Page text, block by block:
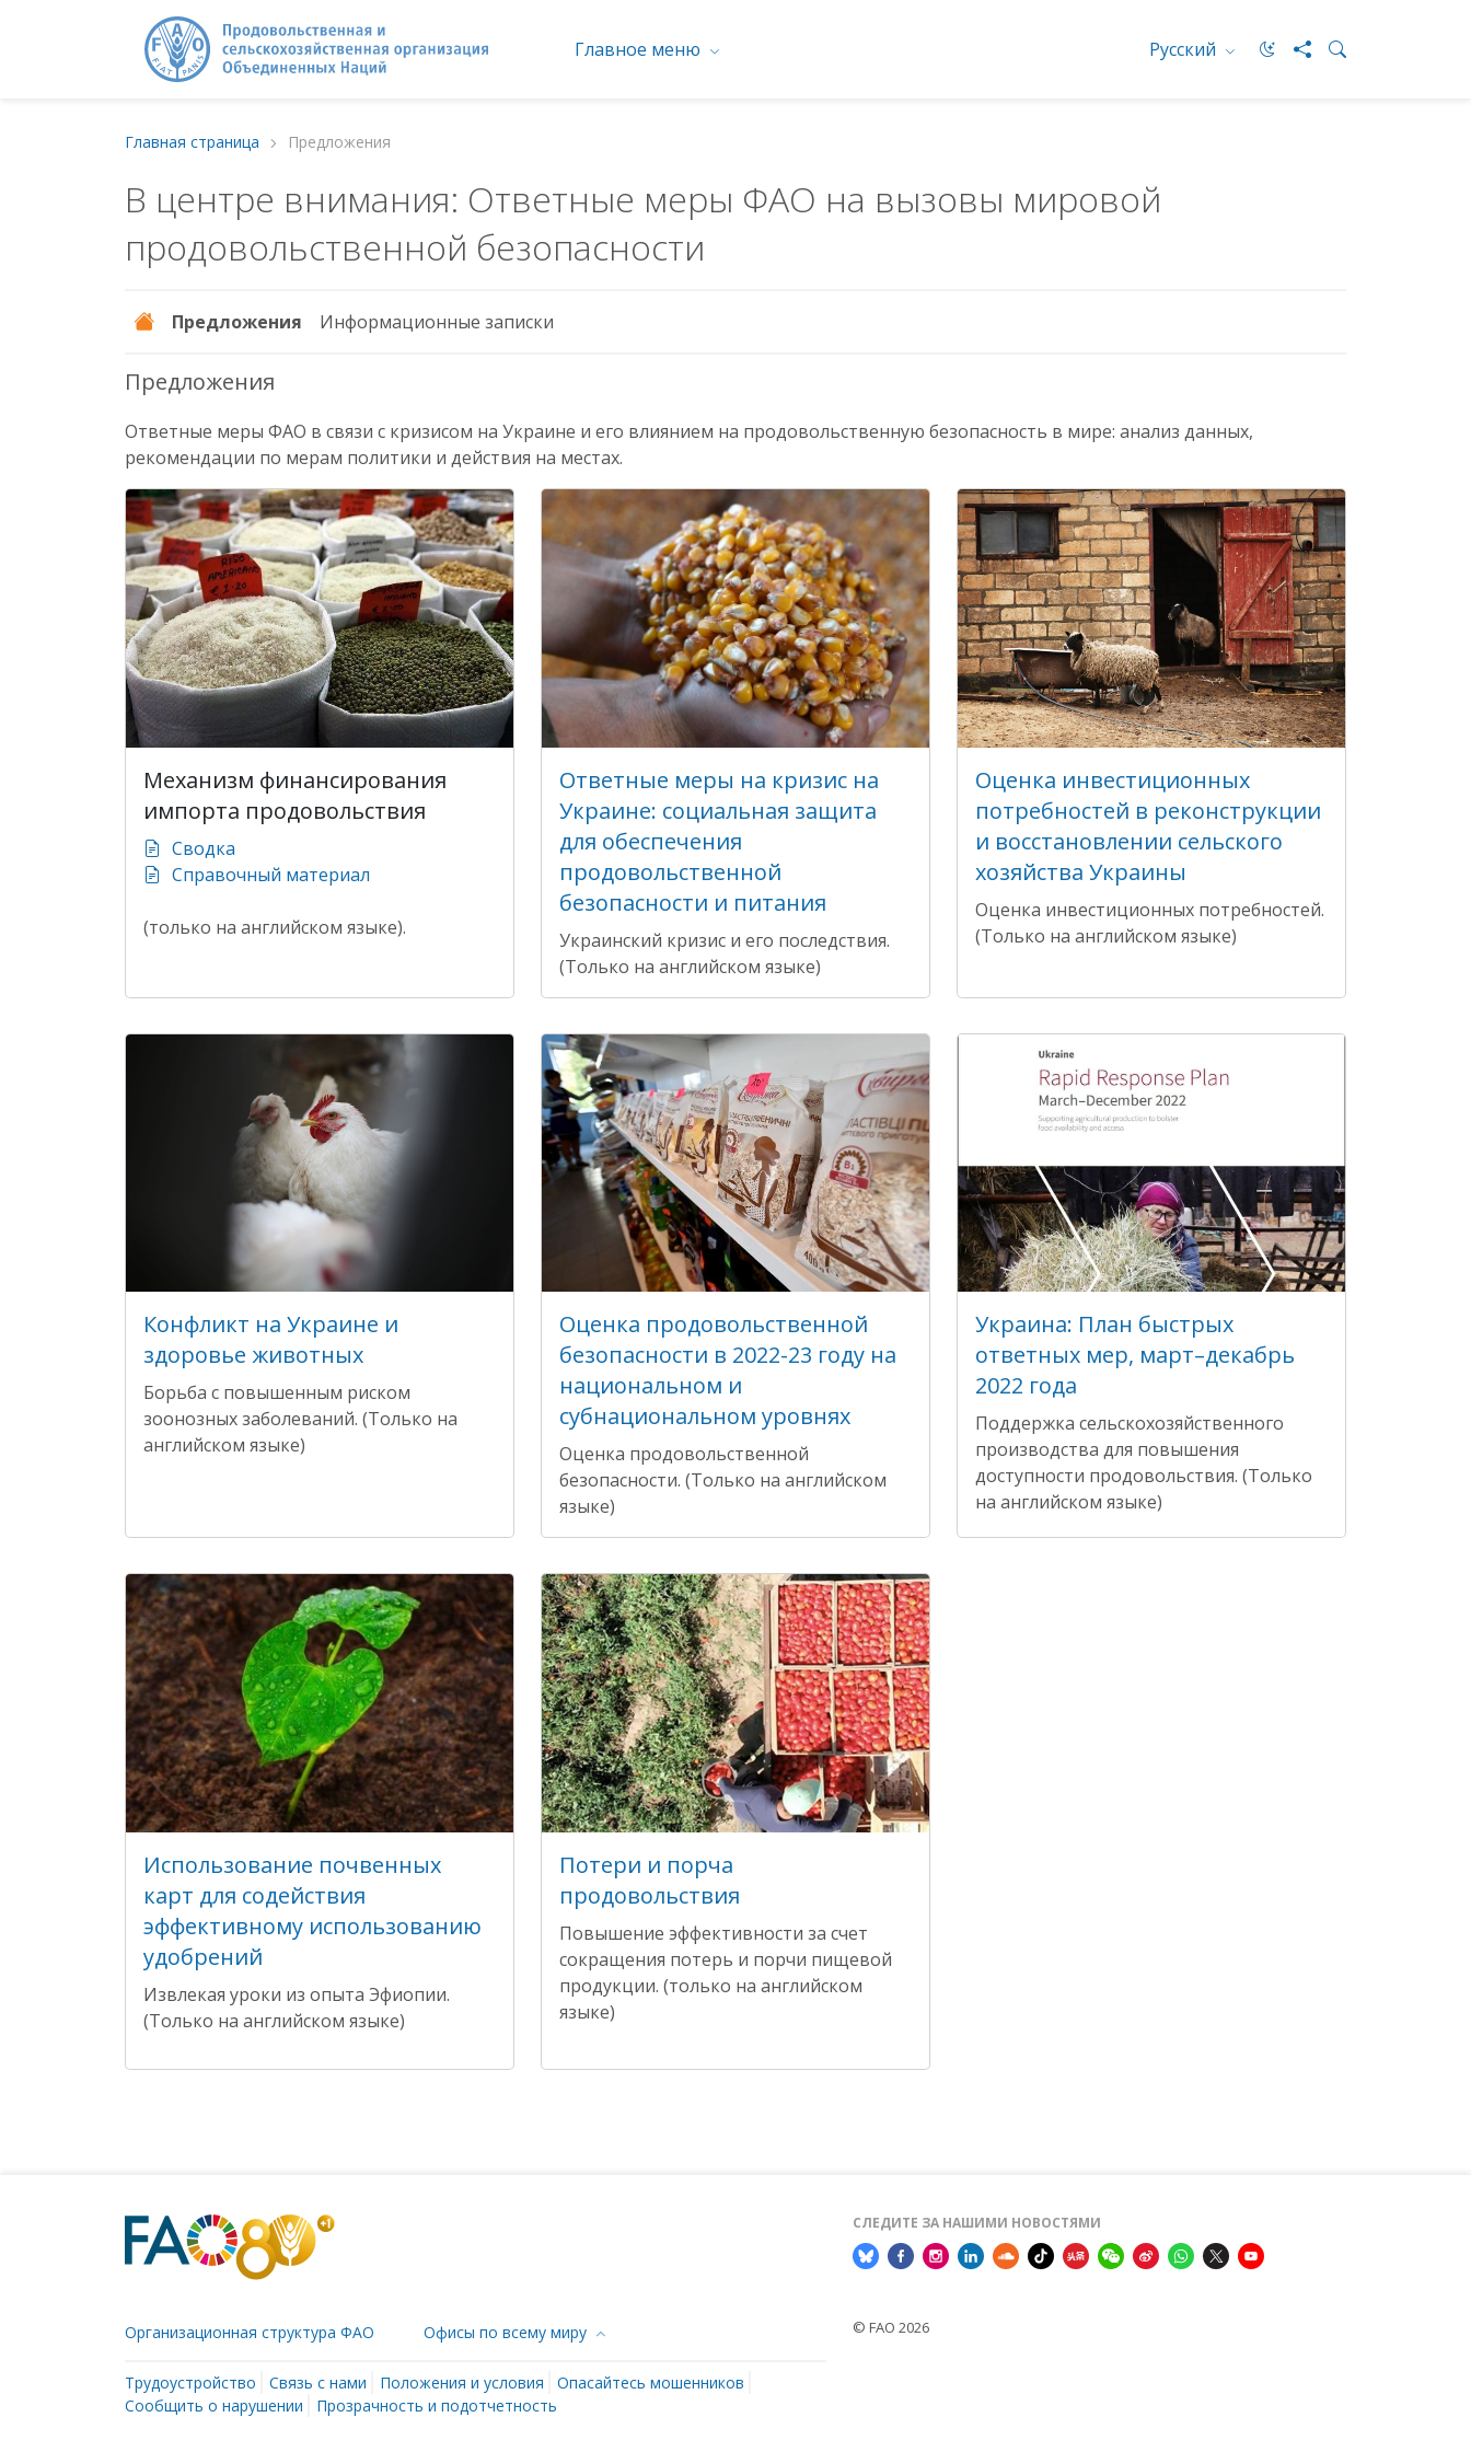
Главное меню Русский
Главная страница Предложения
В центре внимания: Ответные меры ФАО на вызовы мировой
продовольственной безопасности
Предложения Информационные записки
Предложения
Ответные меры ФАО в связи с кризисом на Украине и его влиянием на продовольственную безопасность в мире: анализ данных,
рекомендации по мерам политики и действия на местах.
Механизм финансирования
импорта продовольствия
Cводка
Cправочный материал
(только на английском языке).
Ответные меры на кризис на
Украине: социальная защита
для обеспечения
продовольственной
безопасности и питания
Украинский кризис и его последствия.
(Только на английском языке)
Оценка инвестиционных
потребностей в реконструкции
и восстановлении сельского
хозяйства Украины
Оценка инвестиционных потребностей.
(Только на английском языке)
Конфликт на Украине и
здоровье животных
Борьба с повышенным риском
зоонозных заболеваний. (Только на
английском языке)
Оценка продовольственной
безопасности в 2022-23 году на
национальном и
субнациональном уровнях
Оценка продовольственной
безопасности. (Только на английском
языке)
Украина: План быстрых
ответных мер, март–декабрь
2022 года
Поддержка сельскохозяйственного
производства для повышения
доступности продовольствия. (Только
на английском языке)
Использование почвенных
карт для содействия
эффективному использованию
удобрений
Извлекая уроки из опыта Эфиопии.
(Только на английском языке)
Потери и порча
продовольствия
Повышение эффективности за счет
сокращения потерь и порчи пищевой
продукции. (только на английском
языке)
СЛЕДИТЕ ЗА НАШИМИ НОВОСТЯМИ
Организационная структура ФАО Офисы по всему миру
Трудоустройство Связь с нами Положения и условия
Опасайтесь мошенников
Сообщить о нарушении
Прозрачность и подотчетность
© FAO 2026